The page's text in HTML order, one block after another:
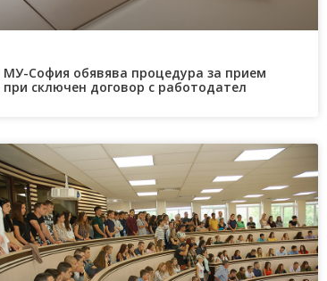
МУ-София обявява процедура за прием
при сключен договор с работодател